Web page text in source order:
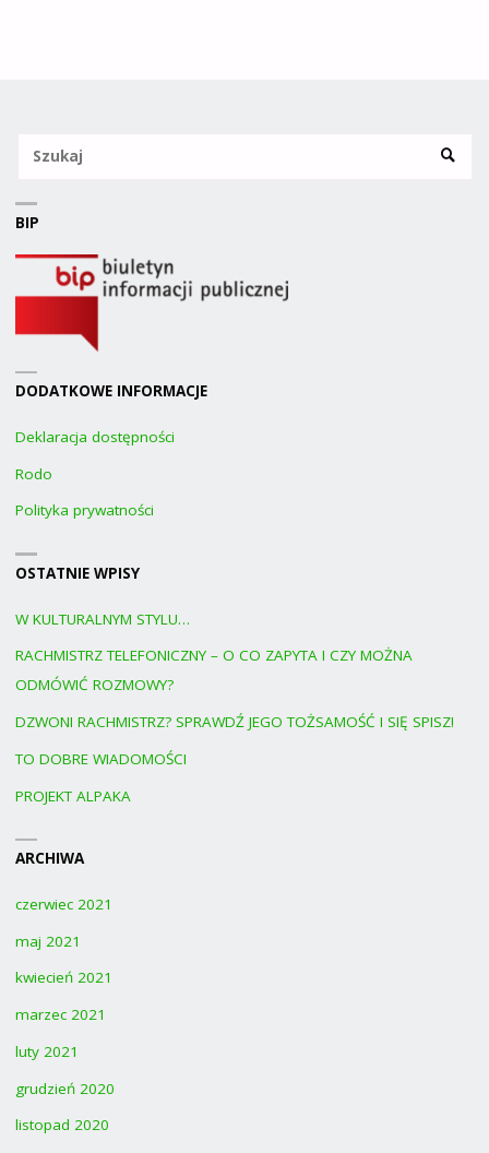
BIP
DODATKOWE INFORMACJE
Deklaracja dostępności
Rodo
Polityka prywatności
OSTATNIE WPISY
W KULTURALNYM STYLU…
RACHMISTRZ TELEFONICZNY – O CO ZAPYTA I CZY MOŻNA
ODMÓWIĆ ROZMOWY?
DZWONI RACHMISTRZ? SPRAWDŹ JEGO TOŻSAMOŚĆ I SIĘ SPISZ!
TO DOBRE WIADOMOŚCI
PROJEKT ALPAKA
ARCHIWA
czerwiec 2021
maj 2021
kwiecień 2021
marzec 2021
luty 2021
grudzień 2020
listopad 2020